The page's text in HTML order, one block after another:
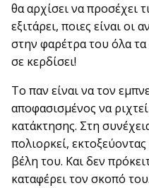
θα αρχίσει να προσέχει
εξιτάρει, ποιες είναι οι
στην φαρέτρα του όλα τα
σε κερδίσει!
Το παν είναι να τον
αποφασισμένος να
κατάκτησης. Στη
πολιορκεί,
βέλη του. Και δεν
καταφέρει τον σκοπό του.